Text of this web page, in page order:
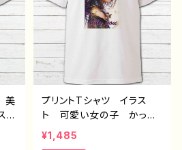
ン グッズ ノンブランド
美
ス
プリントTシャツ イラス
ト 可愛い女の子 かっこ
いい女子 美しい女の子
黒髪 ロングヘア おしゃ
¥1,485